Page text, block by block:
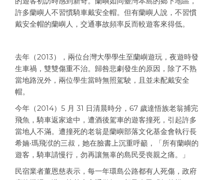
許多蘭嶼人不習慣騎車戴安全帽。但有蘭嶼人說，不習慣
戴安全帽的蘭嶼人，交通事故頻率反而較遊客來得低。
去年（2013），兩位台灣大學學生至蘭嶼遊玩，夜遊時發
生車禍，雙雙傷重不治。歸咎悲劇發生的原因，除了不熟
當地路況外，兩位學生當時無照駕駛，且並未配戴安全
帽。
今年（2014）5 月 31 日清晨時分，67 歲達悟族老翁捕完
飛魚，騎車返家途中，遭酒後駕車的遊客撞死，引起許多
當地人不滿。遭撞死的老翁是蘭嶼部落文化基金會執行長
希婻‧瑪飛洑的三叔，她在臉書上沉重呼籲，「所有蘭嶼的
遊客，騎車請慢行，勿再讓無辜的島民受喪親之痛。」
民宿業者董恩慈表示，每一年環島公路都有人死傷，政府